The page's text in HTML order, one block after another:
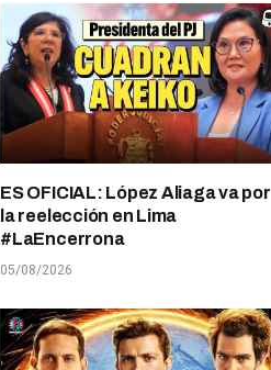
ES OFICIAL: López Aliaga va por
la reelección en Lima
#LaEncerrona
05/08/2026